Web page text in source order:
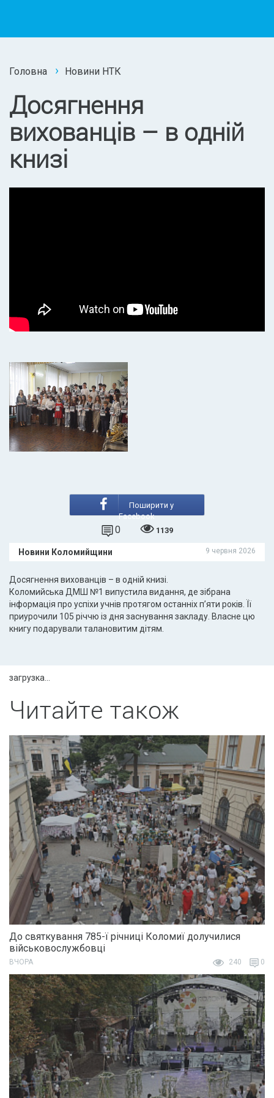
Головна Новини НТК
Досягнення
вихованців – в одній
книзі
Поширити у
Facebook
0 1139
Новини Коломийщини 9 червня 2026
Досягнення вихованців – в одній книзі.
Коломийська ДМШ №1 випустила видання, де зібрана
інформація про успіхи учнів протягом останніх п’яти років. Її
приурочили 105 річчю із дня заснування закладу. Власне цю
книгу подарували талановитим дітям.
загрузка...
Читайте також
До святкування 785-ї річниці Коломиї долучилися
військовослужбовці
ВЧОРА 240 0